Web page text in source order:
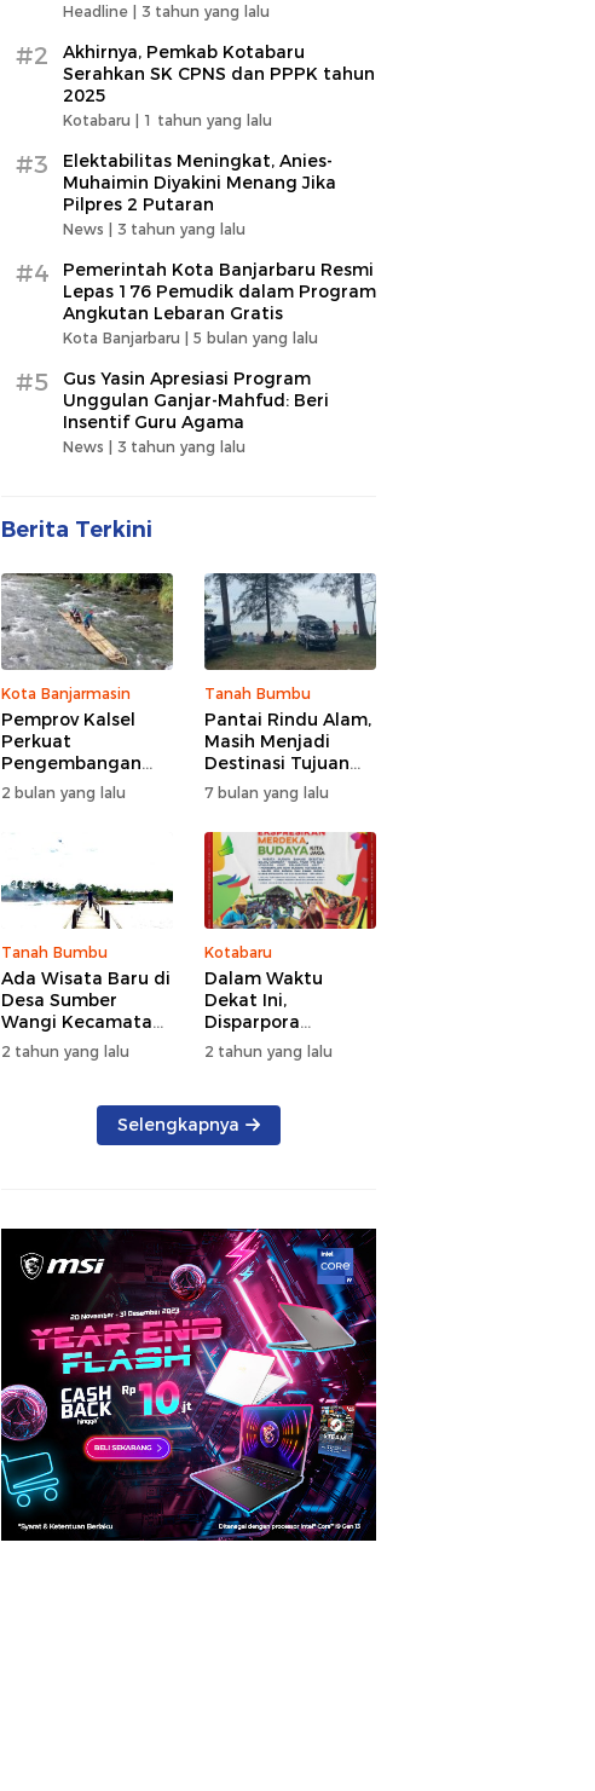
Headline | 3 tahun yang lalu
#2
Akhirnya, Pemkab Kotabaru
Serahkan SK CPNS dan PPPK tahun
2025
Kotabaru | 1 tahun yang lalu
#3
Elektabilitas Meningkat, Anies-
Muhaimin Diyakini Menang Jika
Pilpres 2 Putaran
News | 3 tahun yang lalu
#4
Pemerintah Kota Banjarbaru Resmi
Lepas 176 Pemudik dalam Program
Angkutan Lebaran Gratis
Kota Banjarbaru | 5 bulan yang lalu
#5
Gus Yasin Apresiasi Program
Unggulan Ganjar-Mahfud: Beri
Insentif Guru Agama
News | 3 tahun yang lalu
Berita Terkini
Kota Banjarmasin
Pemprov Kalsel
Perkuat
Pengembangan
Wisata, Targetkan
Tingkat Kunjungan
2 bulan yang lalu
Tanah Bumbu
Pantai Rindu Alam,
Masih Menjadi
Destinasi Tujuan
Wisata di Tanah
Bumbu dengan
Rindangnya Pohon
Pinus
7 bulan yang lalu
Tanah Bumbu
Ada Wisata Baru di
Desa Sumber
Wangi Kecamatan
Karang Bintang
2 tahun yang lalu
Kotabaru
Dalam Waktu
Dekat Ini,
Disparpora
Kotabaru Bakal
Menggelar Festival
2024
2 tahun yang lalu
Selengkapnya